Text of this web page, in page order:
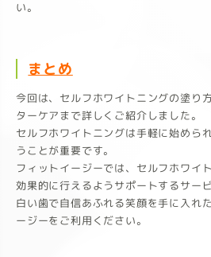
い。
まとめ
今回は、セルフホワイトニングの塗り
ターケアまで詳しくご紹介しました。
セルフホワイトニングは手軽に始めら
うことが重要です。
フィットイージーでは、セルフホワイ
効果的に行えるようサポートするサー
白い歯で自信あふれる笑顔を手に入れ
ージーをご利用ください。